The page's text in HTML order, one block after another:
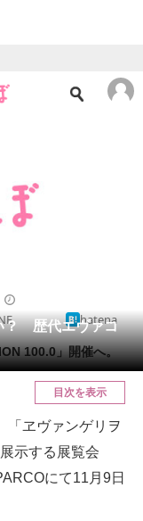
？ 歴代エヴァコ
hatena
100.0」開催へ。
目次を表示
ヱヴァンゲリヲ
示する展覧会
にて11月9日